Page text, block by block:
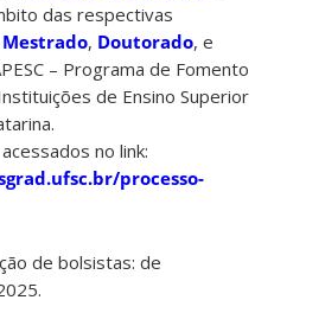
das respectivas
Mestrado, Doutorado, e
– Programa de Fomento
de Ensino Superior
no link:
processo-
de bolsistas: de